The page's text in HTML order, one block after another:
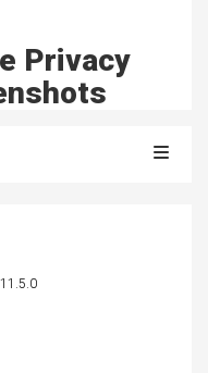
Privacy